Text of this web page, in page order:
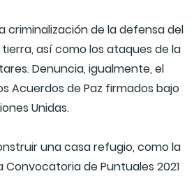
criminalización de la defensa del
así como los ataques de la
Denuncia, igualmente, el
Acuerdos de Paz firmados bajo
Unidas.
una casa refugio, como la
de Puntuales 2021